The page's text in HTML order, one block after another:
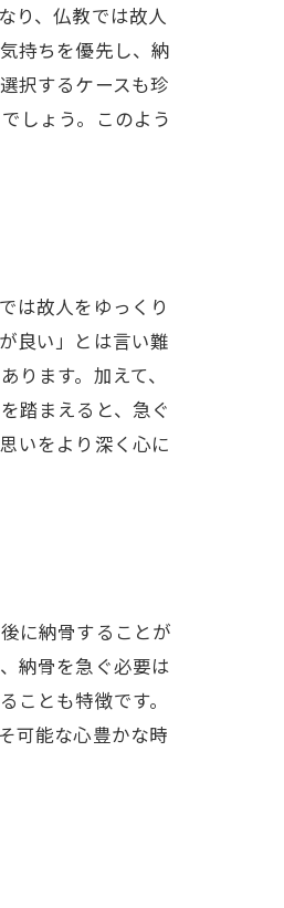
り、仏教では故人
持ちを優先し、納
択するケースも珍
しょう。このよう
は故人をゆっくり
良い」とは言い難
ます。加えて、
踏まえると、急ぐ
いをより深く心に
に納骨することが
納骨を急ぐ必要は
とも特徴です。
可能な心豊かな時